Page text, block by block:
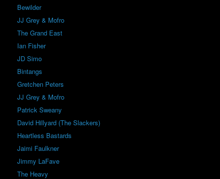
Bewilder
JJ Grey & Mofro
The Grand East
Ian Fisher
JD Simo
Bintangs
Gretchen Peters
JJ Grey & Mofro
Patrick Sweany
David Hillyard (The Slackers)
Heartless Bastards
Jaimi Faulkner
Jimmy LaFave
The Heavy